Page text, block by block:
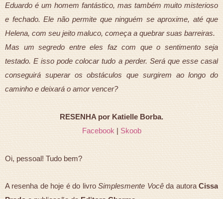
Eduardo é um homem fantástico, mas também muito misterioso
e fechado. Ele não permite que ninguém se aproxime, até que
Helena, com seu jeito maluco, começa a quebrar suas barreiras.
Mas um segredo entre eles faz com que o sentimento seja
testado. E isso pode colocar tudo a perder. Será que esse casal
conseguirá superar os obstáculos que surgirem ao longo do
caminho e deixará o amor vencer?
RESENHA por Katielle Borba.
Facebook| Skoob
Oi, pessoal! Tudo bem?
A resenha de hoje é do livroSimplesmente Vocêda autoraCissa